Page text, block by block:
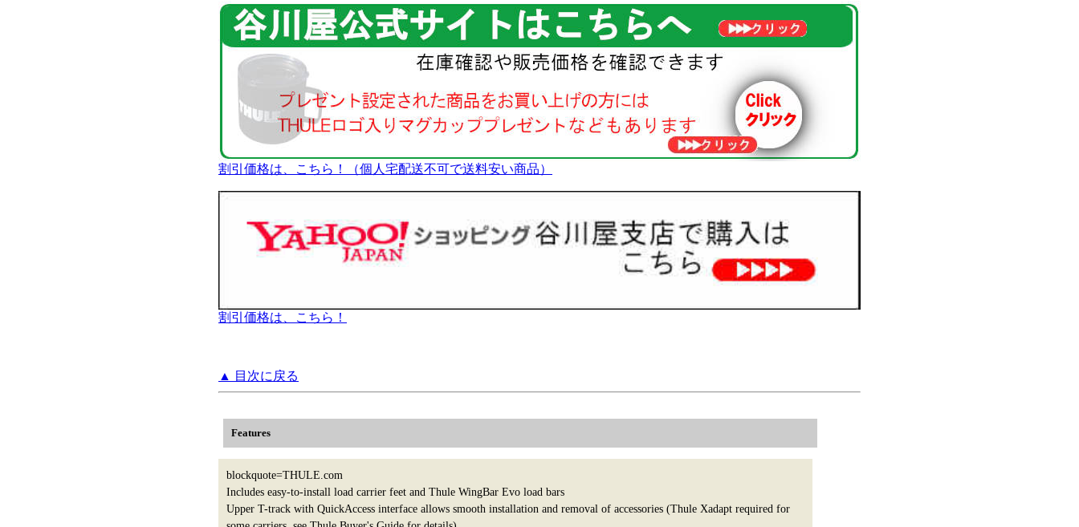
割引価格は、こちら！（個人宅配送不可で送料安い商品）
割引価格は、こちら！
▲ 目次に戻る
Features
blockquote=THULE.com
Includes easy-to-install load carrier feet and Thule WingBar Evo load bars
Upper T-track with QuickAccess interface allows smooth installation and removal of accessories (Thule Xadapt required for